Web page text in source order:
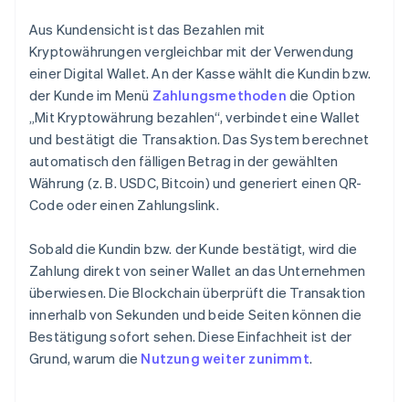
Aus Kundensicht ist das Bezahlen mit
Kryptowährungen vergleichbar mit der Verwendung
einer Digital Wallet. An der Kasse wählt die Kundin bzw.
der Kunde im Menü Zahlungsmethoden die Option
„Mit Kryptowährung bezahlen“, verbindet eine Wallet
und bestätigt die Transaktion. Das System berechnet
automatisch den fälligen Betrag in der gewählten
Währung (z. B. USDC, Bitcoin) und generiert einen QR-
Code oder einen Zahlungslink.
Sobald die Kundin bzw. der Kunde bestätigt, wird die
Zahlung direkt von seiner Wallet an das Unternehmen
überwiesen. Die Blockchain überprüft die Transaktion
innerhalb von Sekunden und beide Seiten können die
Bestätigung sofort sehen. Diese Einfachheit ist der
Grund, warum die Nutzung weiter zunimmt.